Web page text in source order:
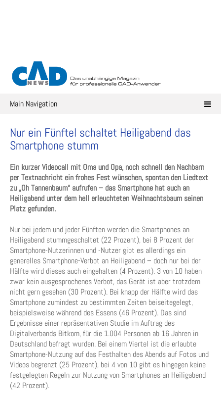
Main Navigation
Nur ein Fünftel schaltet Heiligabend das
Smartphone stumm
Ein kurzer Videocall mit Oma und Opa, noch schnell den Nachbarn
per Textnachricht ein frohes Fest wünschen, spontan den Liedtext
zu „Oh Tannenbaum“ aufrufen – das Smartphone hat auch an
Heiligabend unter dem hell erleuchteten Weihnachtsbaum seinen
Platz gefunden.
Nur bei jedem und jeder Fünften werden die Smartphones an
Heiligabend stummgeschaltet (22 Prozent), bei 8 Prozent der
Smartphone-Nutzerinnen und -Nutzer gibt es allerdings ein
generelles Smartphone-Verbot an Heiligabend – doch nur bei der
Hälfte wird dieses auch eingehalten (4 Prozent). 3 von 10 haben
zwar kein ausgesprochenes Verbot, das Gerät ist aber trotzdem
nicht gern gesehen (30 Prozent). Bei knapp der Hälfte wird das
Smartphone zumindest zu bestimmten Zeiten beiseitegelegt,
beispielsweise während des Essens (46 Prozent). Das sind
Ergebnisse einer repräsentativen Studie im Auftrag des
Digitalverbands Bitkom, für die 1.004 Personen ab 16 Jahren in
Deutschland befragt wurden. Bei einem Viertel ist die erlaubte
Smartphone-Nutzung auf das Festhalten des Abends auf Fotos und
Videos begrenzt (25 Prozent), bei 4 von 10 gibt es hingegen keine
festgelegten Regeln zur Nutzung von Smartphones an Heiligabend
(42 Prozent).